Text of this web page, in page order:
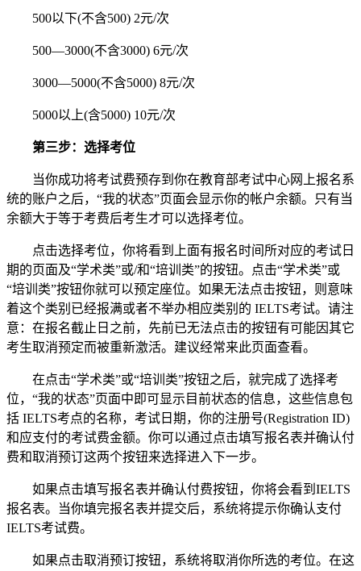
500以下(不含500) 2元/次
500—3000(不含3000) 6元/次
3000—5000(不含5000) 8元/次
5000以上(含5000) 10元/次
第三步：选择考位
当你成功将考试费预存到你在教育部考试中心网上报名系
统的账户之后，“我的状态”页面会显示你的帐户余额。只有当
余额大于等于考费后考生才可以选择考位。
点击选择考位，你将看到上面有报名时间所对应的考试日
期的页面及“学术类”或/和“培训类”的按钮。点击“学术类”或
“培训类”按钮你就可以预定座位。如果无法点击按钮，则意味
着这个类别已经报满或者不举办相应类别的 IELTS考试。请注
意：在报名截止日之前，先前已无法点击的按钮有可能因其它
考生取消预定而被重新激活。建议经常来此页面查看。
在点击“学术类”或“培训类”按钮之后，就完成了选择考
位，“我的状态”页面中即可显示目前状态的信息，这些信息包
括 IELTS考点的名称，考试日期，你的注册号(Registration ID)
和应支付的考试费金额。你可以通过点击填写报名表并确认付
费和取消预订这两个按钮来选择进入下一步。
如果点击填写报名表并确认付费按钮，你将会看到IELTS
报名表。当你填完报名表并提交后，系统将提示你确认支付
IELTS考试费。
如果点击取消预订按钮，系统将取消你所选的考位。在这